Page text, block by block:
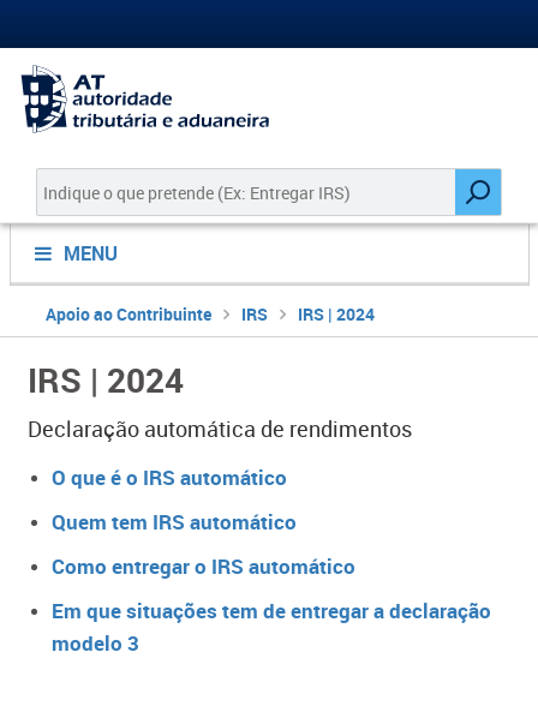
MENU
Apoio ao Contribuinte IRS IRS | 2024
IRS | 2024
Declaração automática de rendimentos
​​​​​O que é o IRS automático
Quem tem IRS automático
C​omo entregar o IRS automático
Em que situações tem de entregar a declaração
modelo 3